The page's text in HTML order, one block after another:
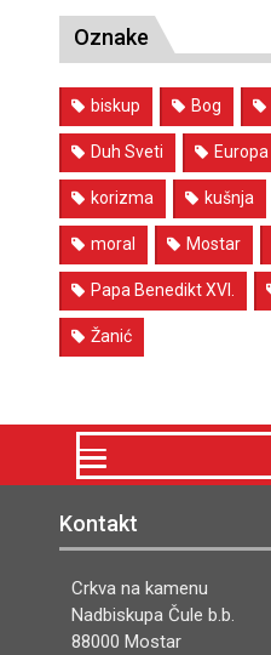
Oznake
biskup Bog
Duh Sveti Europa
korizma kušnja
moral Mostar
Papa Benedikt XVI.
Žanić
Kontakt
Crkva na kamenu
Nadbiskupa Čule b.b.
88000 Mostar